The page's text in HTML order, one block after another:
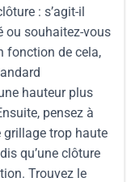
: s’agit-il
ou souhaitez-vous
fonction de cela,
hauteur plus
pensez à
grillage trop haute
qu’une clôture
Trouvez le